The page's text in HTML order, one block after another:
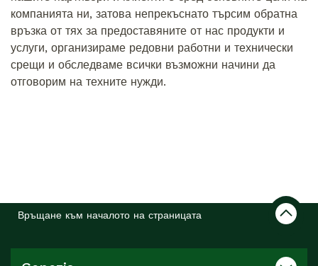
компанията ни, затова непрекъснато търсим обратна
връзка от тях за предоставяните от нас продукти и
услуги, организираме редовни работни и технически
срещи и обследваме всички възможни начини да
отговорим на техните нужди.
Връщане към началото на страницата